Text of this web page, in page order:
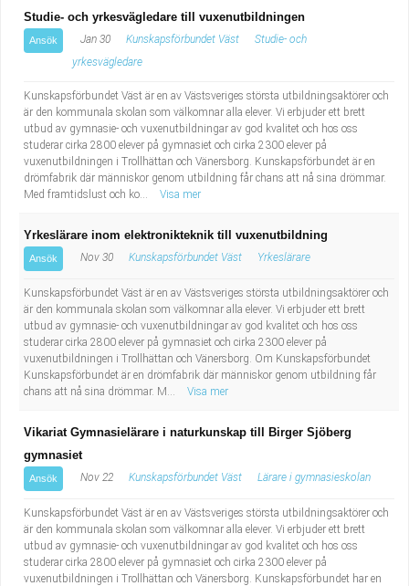
Studie- och yrkesvägledare till vuxenutbildningen
Ansök Jan 30 Kunskapsförbundet Väst
Studie- och
yrkesvägledare
Kunskapsförbundet Väst är en av Västsveriges största utbildningsaktörer och
är den kommunala skolan som välkomnar alla elever. Vi erbjuder ett brett
utbud av gymnasie- och vuxenutbildningar av god kvalitet och hos oss
studerar cirka 2800 elever på gymnasiet och cirka 2300 elever på
vuxenutbildningen i Trollhättan och Vänersborg. Kunskapsförbundet är en
drömfabrik där människor genom utbildning får chans att nå sina drömmar.
Med framtidslust och ko...
Visa mer
Yrkeslärare inom elektronikteknik till vuxenutbildning
Ansök Nov 30 Kunskapsförbundet Väst Yrkeslärare
Kunskapsförbundet Väst är en av Västsveriges största utbildningsaktörer och
är den kommunala skolan som välkomnar alla elever. Vi erbjuder ett brett
utbud av gymnasie- och vuxenutbildningar av god kvalitet och hos oss
studerar cirka 2800 elever på gymnasiet och cirka 2300 elever på
vuxenutbildningen i Trollhättan och Vänersborg. Om Kunskapsförbundet
Kunskapsförbundet är en drömfabrik där människor genom utbildning får
chans att nå sina drömmar. M...
Visa mer
Vikariat Gymnasielärare i naturkunskap till Birger Sjöberg
gymnasiet
Ansök Nov 22 Kunskapsförbundet Väst Lärare i gymnasieskolan
Kunskapsförbundet Väst är en av Västsveriges största utbildningsaktörer och
är den kommunala skolan som välkomnar alla elever. Vi erbjuder ett brett
utbud av gymnasie- och vuxenutbildningar av god kvalitet och hos oss
studerar cirka 2800 elever på gymnasiet och cirka 2300 elever på
vuxenutbildningen i Trollhättan och Vänersborg. Kunskapsförbundet har en